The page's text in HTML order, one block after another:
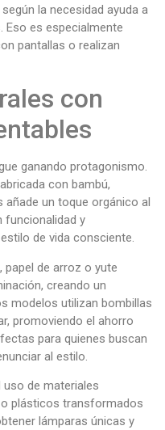
la necesidad ayuda a
es especialmente
pantallas o realizan
con
ganando protagonismo.
con bambú,
un toque orgánico al
funcionalidad y
de vida consciente.
papel de arroz o yute
creando un
modelos utilizan bombillas
promoviendo el ahorro
para quienes buscan
al estilo.
de materiales
plásticos transformados
lámparas únicas y